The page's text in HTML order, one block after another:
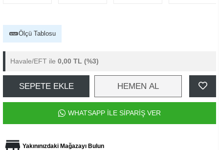
Ölçü Tablosu
Havale/EFT ile 0,00 TL (%3)
SEPETE EKLE HEMEN AL
WHATSAPP İLE SİPARİŞ VER
Yakınınızdaki Mağazayı Bulun